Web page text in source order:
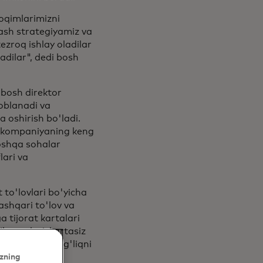
strategiyamiz va
ishlay oladilar
dedi bosh
direktor
va
oshirish bo'ladi.
keng
sohalar
va
to'lovlari bo'yicha
to'lov va
tijorat kartalari
qarzlari, kartasiz
sog'liqni